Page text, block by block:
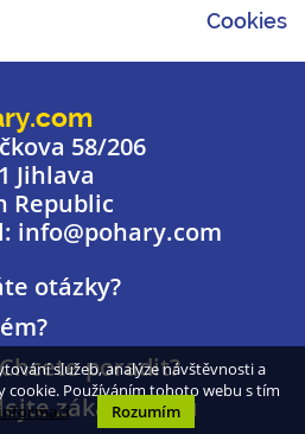
Cookies
58/206
Jihlava
Republic
info@pohary.com
otázky?
poradit?
zákaznickou
služeb, analýze návštěvnosti a
cookie. Používáním tohoto webu s tím
Rozumím